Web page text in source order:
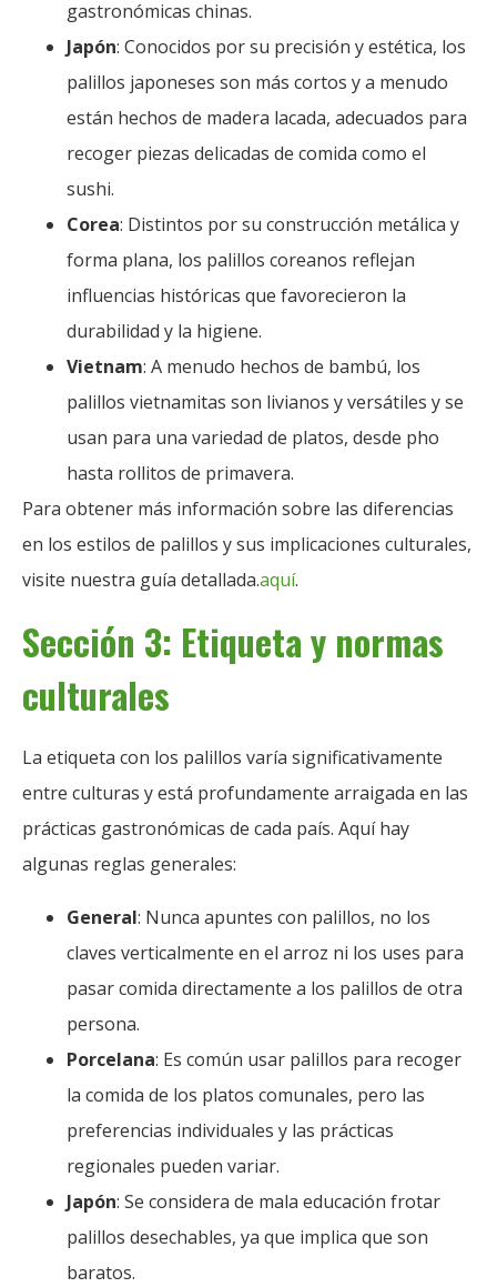
gastronómicas chinas.
Japón: Conocidos por su precisión y estética, los
palillos japoneses son más cortos y a menudo
están hechos de madera lacada, adecuados para
recoger piezas delicadas de comida como el
sushi.
Corea: Distintos por su construcción metálica y
forma plana, los palillos coreanos reflejan
influencias históricas que favorecieron la
durabilidad y la higiene.
Vietnam: A menudo hechos de bambú, los
palillos vietnamitas son livianos y versátiles y se
usan para una variedad de platos, desde pho
hasta rollitos de primavera.
Para obtener más información sobre las diferencias
en los estilos de palillos y sus implicaciones culturales,
visite nuestra guía detallada.aquí.
Sección 3: Etiqueta y normas
culturales
La etiqueta con los palillos varía significativamente
entre culturas y está profundamente arraigada en las
prácticas gastronómicas de cada país. Aquí hay
algunas reglas generales:
General: Nunca apuntes con palillos, no los
claves verticalmente en el arroz ni los uses para
pasar comida directamente a los palillos de otra
persona.
Porcelana: Es común usar palillos para recoger
la comida de los platos comunales, pero las
preferencias individuales y las prácticas
regionales pueden variar.
Japón: Se considera de mala educación frotar
palillos desechables, ya que implica que son
baratos.